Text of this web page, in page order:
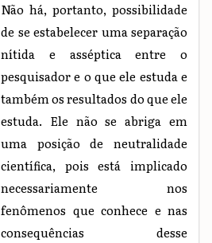
Não há, portanto, possibilidade
de se estabelecer uma separação
nítida e asséptica entre o
pesquisador e o que ele estuda e
também os resultados do que ele
estuda. Ele não se abriga em
uma posição de neutralidade
científica, pois está implicado
necessariamente nos
fenômenos que conhece e nas
consequências desse